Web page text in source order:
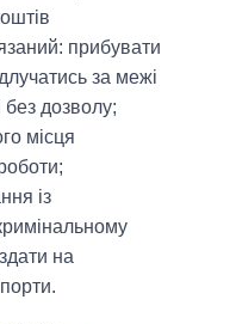
прибувати
за межі
без дозволу;
місця
із
на